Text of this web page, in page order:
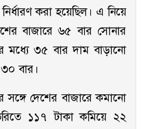
করা হয়েছিল। এ নিয়ে
বাজারে ৬৫ বার সোনার
মধ্যে ৩৫ বার দাম বাড়ানো
বার।
সঙ্গে দেশের বাজারে কমানো
১১৭ টাকা কমিয়ে ২২